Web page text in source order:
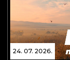
24. 07. 2026.